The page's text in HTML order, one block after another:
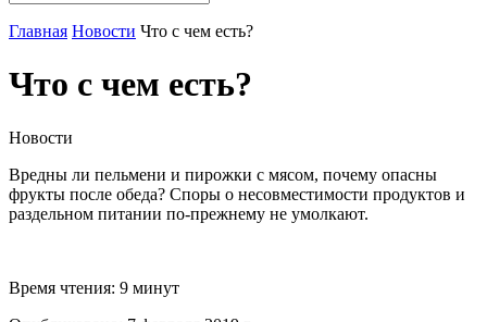
Главная Новости Что с чем есть?
Что с чем есть?
Новости
Вредны ли пельмени и пирожки с мясом, почему опасны
фрукты после обеда? Споры о несовместимости продуктов и
раздельном питании по-прежнему не умолкают.
Время чтения: 9 минут